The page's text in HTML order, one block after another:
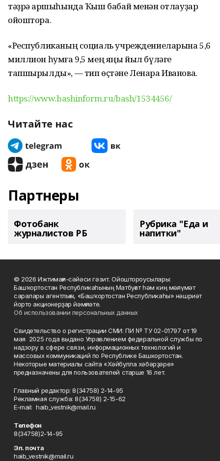
тәҙрә ҡаршыһында Ҡыш бабай менән ҡотлауҙар
ойоштора.
«Республиканың социаль учреждениеларына 5,6
миллион һумға 9,5 мең яңы йыл бүләге
тапшырылды», — тип өҫтәне Ленара Иванова.
https://www.bashinform.ru/bash/1534456/
Читайте нас
Партнеры
Фотобанк
журналистов РБ
Рубрика "Еда и
напитки"
© 2026 Ижтимағи-сәйәси гәзит. Ойоштороусылары:
Башҡортостан Республикаһының Матбуғат һәм киң мәғлүмәт
саралары агентлығы, «Башҡортостан Республикаһы» нәшриәт
йорто акционерҙар йәмғиәте.
Об использовании персональных данных
Свидетельство о регистрации СМИ: ПИ № ТУ 02-01797 от 19
мая 2025 года выдано Управлением федеральной службы по
надзору в сфере связи, информационных технологий и
массовых коммуникаций по Республике Башкортостан.
Некоторые материалы сайта «Хәйбулла хәбәрҙәре»
предназначены для пользователей старше 16 лет.
Главный редактор: 8(34758) 2-14-95
Рекламная служба: 8(34758) 2-15-62
Е-mаil: haib_vestnik@mail.ru
Телефон
8(34758)2-14-95
Эл. почта
haib_vestnik@mail.ru